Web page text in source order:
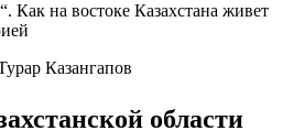
Казангапов
области